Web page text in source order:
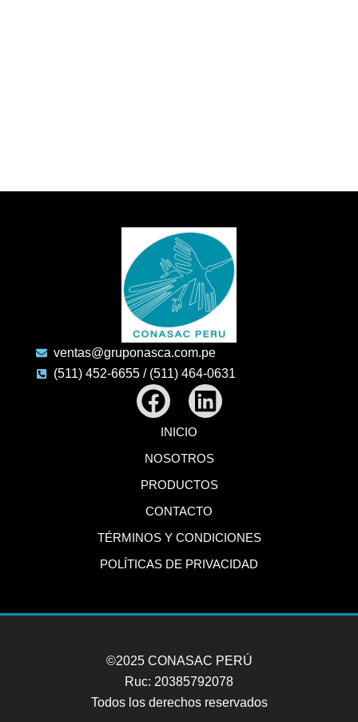
ventas@gruponasca.com.pe
(511) 452-6655 / (511) 464-0631
Facebook
Linkedin
INICIO
NOSOTROS
PRODUCTOS
CONTACTO
TÉRMINOS Y CONDICIONES
POLÍTICAS DE PRIVACIDAD
©2025 CONASAC PERÚ
Ruc: 20385792078
Todos los derechos reservados